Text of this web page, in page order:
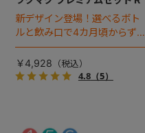
新デザイン登場！選べるボト
ルと飲み口で4カ月頃からずっ
と使えるパーフェクトセッ
ト。
￥4,928
4.8（5）